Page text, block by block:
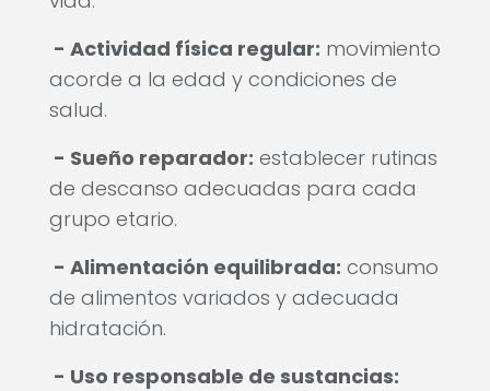
- Actividad física regular: movimiento
acorde a la edad y condiciones de
salud.
- Sueño reparador: establecer rutinas
de descanso adecuadas para cada
grupo etario.
- Alimentación equilibrada: consumo
de alimentos variados y adecuada
hidratación.
- Uso responsable de sustancias: